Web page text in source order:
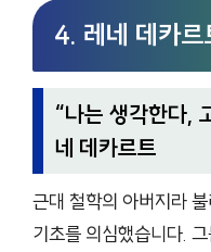
4. 레네 데카
“나는 생각한다,
네 데카르트
근대 철학의 아버지라
기초를 의심했습니다.